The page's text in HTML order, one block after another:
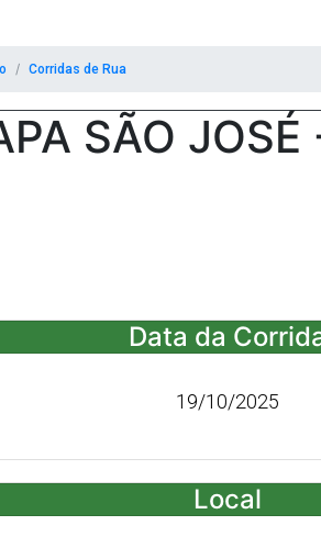
Corridas de Rua
SÃO
Data da
19/10/2025
Local